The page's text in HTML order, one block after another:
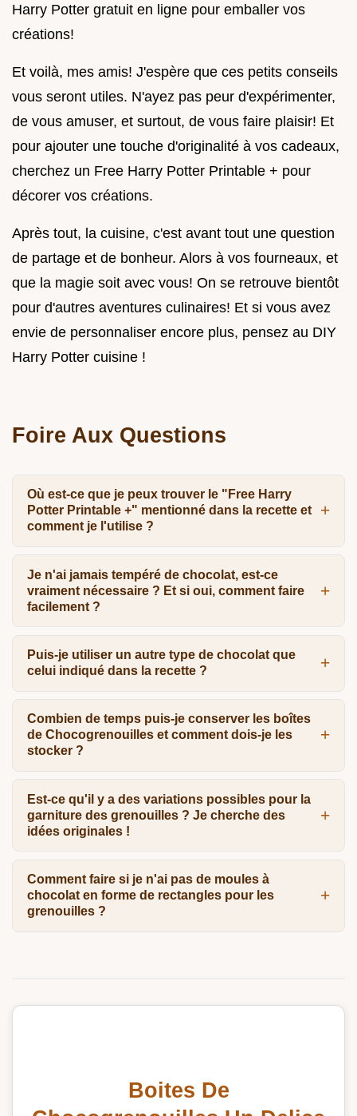
Harry Potter gratuit en ligne pour emballer vos
créations!
Et voilà, mes amis! J'espère que ces petits conseils
vous seront utiles. N'ayez pas peur d'expérimenter,
de vous amuser, et surtout, de vous faire plaisir! Et
pour ajouter une touche d'originalité à vos cadeaux,
cherchez un Free Harry Potter Printable + pour
décorer vos créations.
Après tout, la cuisine, c'est avant tout une question
de partage et de bonheur. Alors à vos fourneaux, et
que la magie soit avec vous! On se retrouve bientôt
pour d'autres aventures culinaires! Et si vous avez
envie de personnaliser encore plus, pensez au DIY
Harry Potter cuisine !
Foire Aux Questions
Où est-ce que je peux trouver le "Free Harry
Potter Printable +" mentionné dans la recette et
comment je l'utilise ?
Je n'ai jamais tempéré de chocolat, est-ce
vraiment nécessaire ? Et si oui, comment faire
facilement ?
Puis-je utiliser un autre type de chocolat que
celui indiqué dans la recette ?
Combien de temps puis-je conserver les boîtes
de Chocogrenouilles et comment dois-je les
stocker ?
Est-ce qu'il y a des variations possibles pour la
garniture des grenouilles ? Je cherche des
idées originales !
Comment faire si je n'ai pas de moules à
chocolat en forme de rectangles pour les
grenouilles ?
Boites De